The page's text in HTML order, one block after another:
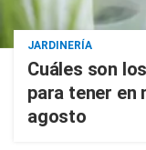
JARDINERÍA
Cuáles son
para tener en
agosto